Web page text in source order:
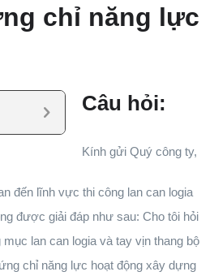
chỉ năng lực
Câu hỏi:
Kính gửi Quý công ty,
đến lĩnh vực thi công lan can logia
được giải đáp như sau: Cho tôi hỏi
lan can logia và tay vịn thang bộ
chỉ năng lực hoạt động xây dựng